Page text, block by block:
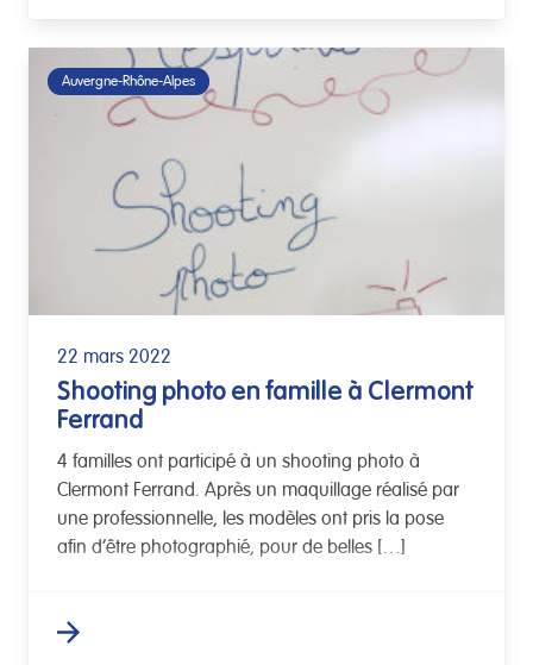
Auvergne-Rhône-Alpes
22 mars 2022
Shooting photo en famille à Clermont
Ferrand
4 familles ont participé à un shooting photo à
Clermont Ferrand. Après un maquillage réalisé par
une professionnelle, les modèles ont pris la pose
afin d’être photographié, pour de belles […]